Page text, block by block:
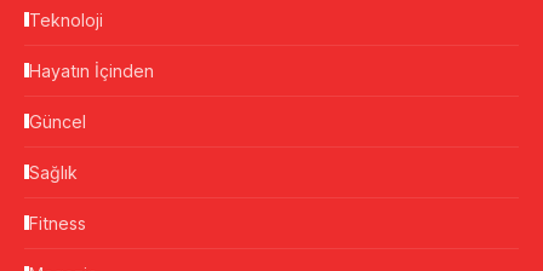
Teknoloji
Hayatın İçinden
Güncel
Sağlık
Fitness